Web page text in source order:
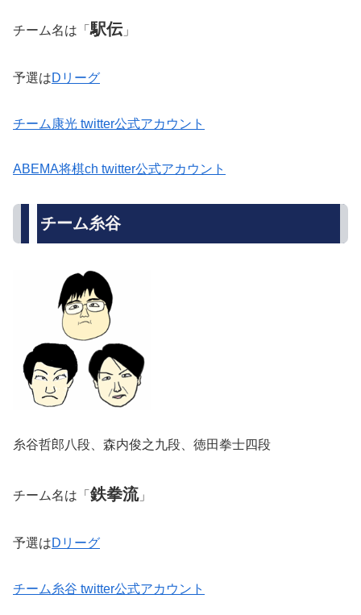
チーム名は「駅伝」
予選はDリーグ
チーム康光 twitter公式アカウント
ABEMA将棋ch twitter公式アカウント
チーム糸谷
糸谷哲郎八段、森内俊之九段、徳田拳士四段
チーム名は「 鉄拳流」
予選はDリーグ
チーム糸谷 twitter公式アカウント